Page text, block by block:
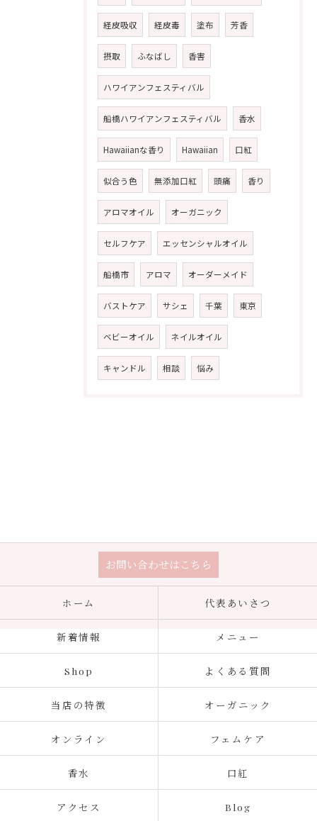
経皮吸収 経皮毒 塗布 芳香
摂取 ふなばし 香害
ハワイアンフェスティバル
船橋ハワイアンフェスティバル 香水
Hawaiianな香り Hawaiian 口紅
似合う色 無添加口紅 頭痛 香り
アロマオイル オーガニック
セルフケア エッセンシャルオイル
船橋市 アロマ オーダーメイド
バストケア サシェ 千葉 東京
ベビーオイル ネイルオイル
キャンドル 相談 悩み
お問い合わせはこちら
ホーム 代表あいさつ
新着情報 メニュー
Shop よくある質問
当店の特徴 オーガニック
オンライン フェムケア
香水 口紅
アクセス Blog